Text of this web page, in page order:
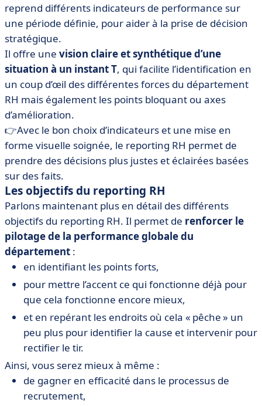
reprend différents indicateurs de performance sur
une période définie, pour aider à la prise de décision
stratégique.
Il offre une vision claire et synthétique d’une
situation à un instant T, qui facilite l’identification en
un coup d’œil des différentes forces du département
RH mais également les points bloquant ou axes
d’amélioration.
👉Avec le bon choix d’indicateurs et une mise en
forme visuelle soignée, le reporting RH permet de
prendre des décisions plus justes et éclairées basées
sur des faits.
Les objectifs du reporting RH
Parlons maintenant plus en détail des différents
objectifs du reporting RH. Il permet de renforcer le
pilotage de la performance globale du
département :
en identifiant les points forts,
pour mettre l’accent ce qui fonctionne déjà pour
que cela fonctionne encore mieux,
et en repérant les endroits où cela « pêche » un
peu plus pour identifier la cause et intervenir pour
rectifier le tir.
Ainsi, vous serez mieux à même :
de gagner en efficacité dans le processus de
recrutement,